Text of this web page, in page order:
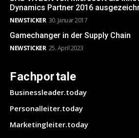
Dynamics Partner 2016
NEWSTICKER 30. Januar 2017
Gamechanger in der Supply Chain
NEWSTICKER 25. April 2023
Fachportale
Businessleader.today
Personalleiter.today
Marketingleiter.today